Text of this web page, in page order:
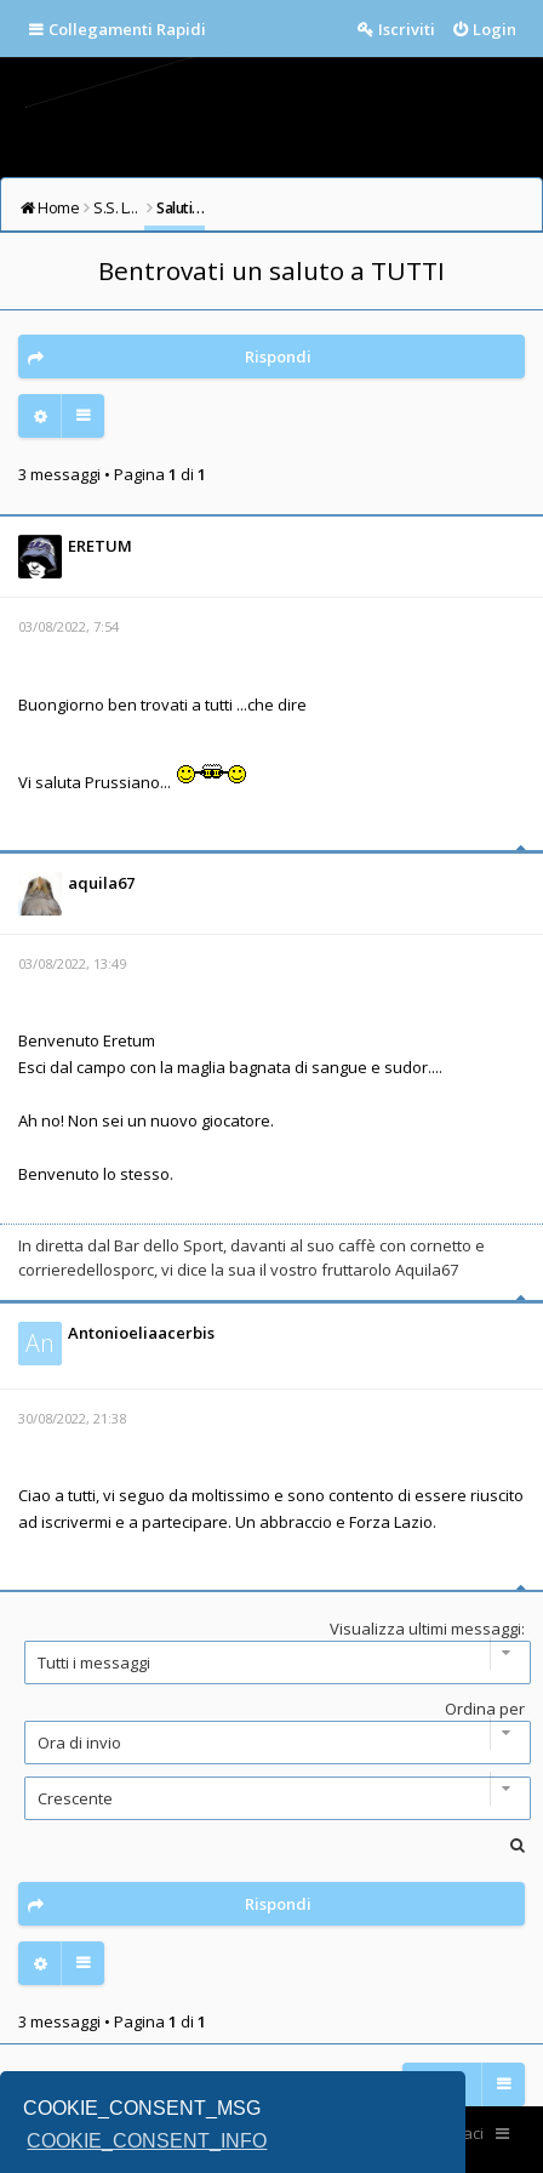
COOKIE_CONSENT_MSG
COOKIE_CONSENT_INFO
Collegamenti Rapidi Login
Iscriviti
Home S.S. LAZIO FORUM Saluti e Presentazioni
Bentrovati un saluto a TUTTI
Rispondi
3 messaggi • Pagina 1 di 1
ERETUM
03/08/2022, 7:54
Buongiorno ben trovati a tutti ...che dire
Vi saluta Prussiano...
aquila67
03/08/2022, 13:49
Benvenuto Eretum
Esci dal campo con la maglia bagnata di sangue e sudor....
Ah no! Non sei un nuovo giocatore.
Benvenuto lo stesso.
In diretta dal Bar dello Sport, davanti al suo caffè con cornetto e
corrieredellosporc, vi dice la sua il vostro fruttarolo Aquila67
An Antonioeliaacerbis
30/08/2022, 21:38
Ciao a tutti, vi seguo da moltissimo e sono contento di essere riuscito
ad iscrivermi e a partecipare. Un abbraccio e Forza Lazio.
Visualizza ultimi messaggi:
Ordina per
Rispondi
3 messaggi • Pagina 1 di 1
Home Contattaci